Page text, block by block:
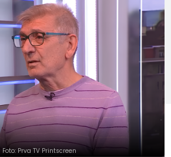
Foto: Prva TV Printscreen